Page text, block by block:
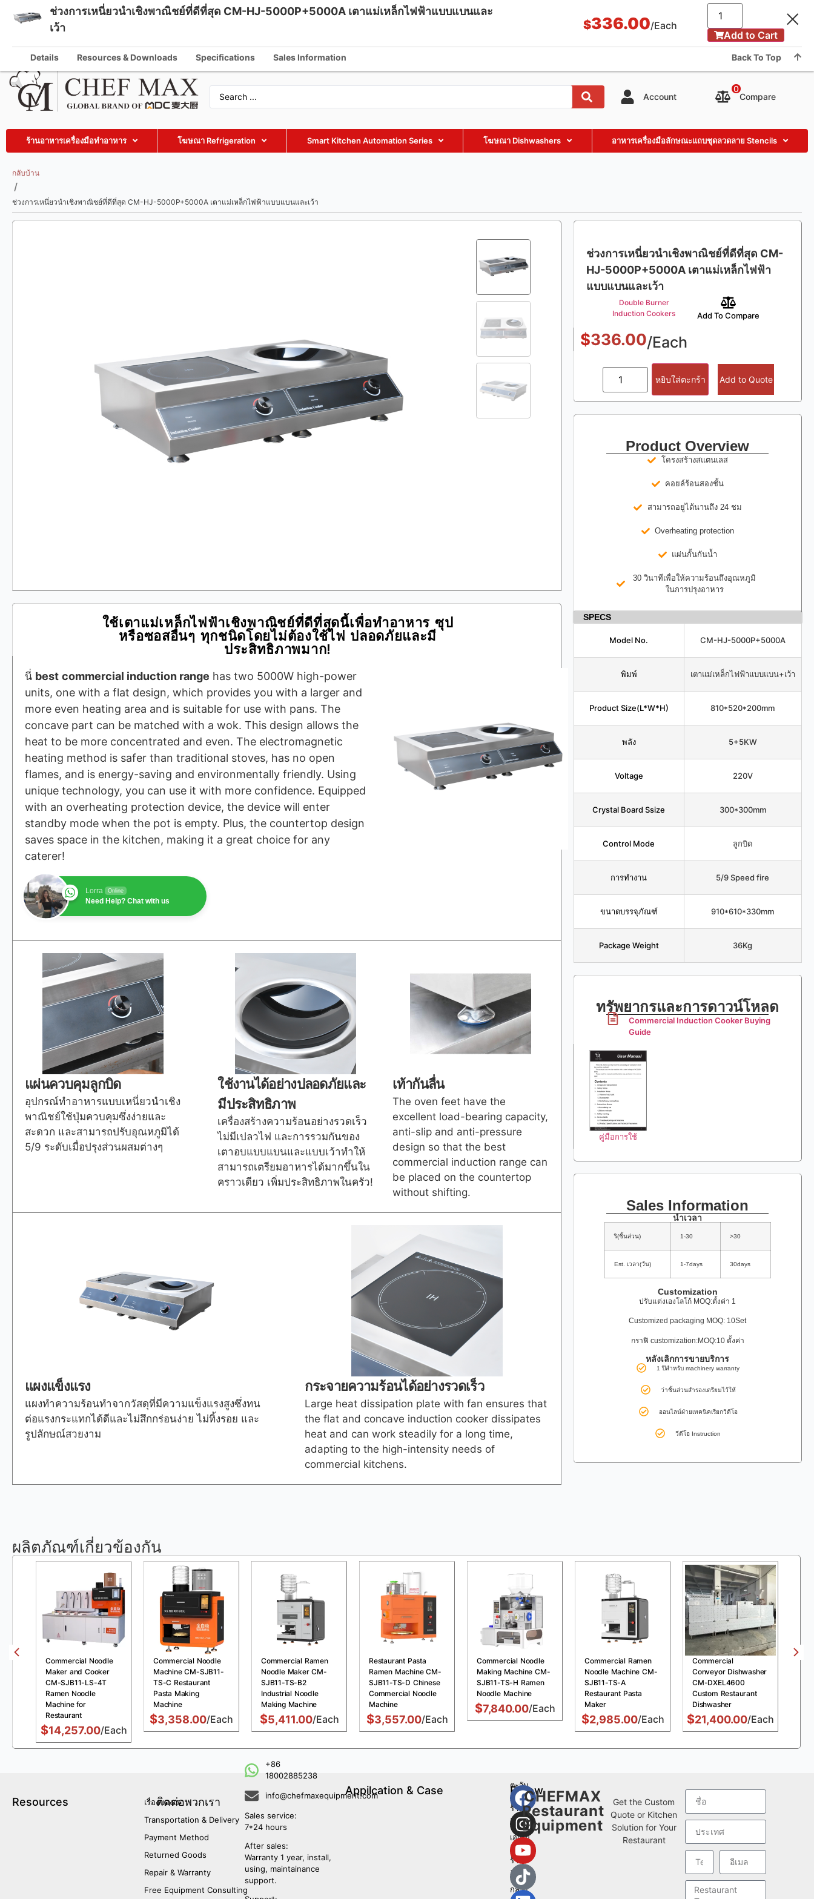
English
French
Spanish
Arabic
Indonesian
แอปพลิเคชันและกรณี บล็อกของ เรื่องของเรา Showroom
Account Compare
0
ร้านอาหารเครื่องมือทำอาหาร โฆษณา Refrigeration Smart Kitchen Automation Series โฆษณา Dishwashers อาหารเครื่องมือลักษณะแถบชุดลวดลาย Stencils
กลับบ้าน
/
ช่วงการเหนี่ยวนำเชิงพาณิชย์ที่ดีที่สุด CM-HJ-5000P+5000A เตาแม่เหล็กไฟฟ้าแบบแบนและเว้า
ใช้เตาแม่เหล็กไฟฟ้าเชิงพาณิชย์ที่ดีที่สุดนี้เพื่อทำอาหาร ซุป
หรือซอสอื่นๆ ทุกชนิดโดยไม่ต้องใช้ไฟ ปลอดภัยและมี
ประสิทธิภาพมาก!
นี่ best commercial induction range has two 5000W high-power
units, one with a flat design, which provides you with a larger and
more even heating area and is suitable for use with pans. The
concave part can be matched with a wok. This design allows the
heat to be more concentrated and even. The electromagnetic
heating method is safer than traditional stoves, has no open
flames, and is energy-saving and environmentally friendly. Using
unique technology, you can use it with more confidence. Equipped
with an overheating protection device, the device will enter
standby mode when the pot is empty. Plus, the countertop design
saves space in the kitchen, making it a great choice for any
caterer!
Lorra Online
Need Help? Chat with us
แผ่นควบคุมลูกบิด
อุปกรณ์ทำอาหารแบบเหนี่ยวนำเชิง
พาณิชย์ใช้ปุ่มควบคุมซึ่งง่ายและ
สะดวก และสามารถปรับอุณหภูมิได้
5/9 ระดับเมื่อปรุงส่วนผสมต่างๆ
ใช้งานได้อย่างปลอดภัยและ
มีประสิทธิภาพ
เครื่องสร้างความร้อนอย่างรวดเร็ว
ไม่มีเปลวไฟ และการรวมกันของ
เตาอบแบบแบนและแบบเว้าทำให้
สามารถเตรียมอาหารได้มากขึ้นใน
คราวเดียว เพิ่มประสิทธิภาพในครัว!
เท้ากันลื่น
The oven feet have the
excellent load-bearing capacity,
anti-slip and anti-pressure
design so that the best
commercial induction range can
be placed on the countertop
without shifting.
แผงแข็งแรง
แผงทำความร้อนทำจากวัสดุที่มีความแข็งแรงสูงซึ่งทน
ต่อแรงกระแทกได้ดีและไม่สึกกร่อนง่าย ไม่ทิ้งรอย และ
รูปลักษณ์สวยงาม
กระจายความร้อนได้อย่างรวดเร็ว
Large heat dissipation plate with fan ensures that
the flat and concave induction cooker dissipates
heat and can work steadily for a long time,
adapting to the high-intensity needs of
commercial kitchens.
ช่วงการเหนี่ยวนำเชิงพาณิชย์ที่ดีที่สุด CM-
HJ-5000P+5000A เตาแม่เหล็กไฟฟ้า
แบบแบนและเว้า
Double Burner
Induction Cookers
Add To Compare
$336.00/Each
หยิบใส่ตะกร้า Add to Quote
Product Overview
โครงสร้างสแตนเลส
คอยล์ร้อนสองชั้น
สามารถอยู่ได้นานถึง 24 ชม
Overheating protection
แผ่นกั้นกันน้ำ
30 วินาทีเพื่อให้ความร้อนถึงอุณหภูมิ
ในการปรุงอาหาร
SPECS
Model No. CM-HJ-5000P+5000A
พิมพ์ เตาแม่เหล็กไฟฟ้าแบบแบน+เว้า
Product Size(L*W*H) 810*520*200mm
พลัง 5+5KW
Voltage 220V
Crystal Board Ssize 300*300mm
Control Mode ลูกบิด
การทำงาน 5/9 Speed fire
ขนาดบรรจุภัณฑ์ 910*610*330mm
Package Weight 36Kg
ทรัพยากรและการดาวน์โหลด
Commercial Induction Cooker Buying
Guide
คู่มือการใช้
Sales Information
นำเวลา
ริ(ชิ้นส่วน) 1-30 >30
Est. เวลา(วัน) 1-7days 30days
Customization
ปรับแต่งเองโลโก้ MOQ:ตั้งค่า 1
Customized packaging MOQ: 10Set
กราฟิ customization:MOQ:10 ตั้งค่า
หลังเลิกการขายบริการ
1 ปีสำหรับ machinery warranty
ว่าชิ้นส่วนสำรองเตรียมไว้ให้
ออนไลน์ฝ่ายเทคนิคเรียกวิดีโอ
วีดีโอ Instruction
ผลิตภัณฑ์เกี่ยวข้องกัน
Commercial Noodle
Maker and Cooker
CM-SJB11-LS-4T
Ramen Noodle
Machine for
Restaurant
$14,257.00/Each
Commercial Noodle
Machine CM-SJB11-
TS-C Restaurant
Pasta Making
Machine
$3,358.00/Each
Commercial Ramen
Noodle Maker CM-
SJB11-TS-B2
Industrial Noodle
Making Machine
$5,411.00/Each
Restaurant Pasta
Ramen Machine CM-
SJB11-TS-D Chinese
Commercial Noodle
Machine
$3,557.00/Each
Commercial Noodle
Making Machine CM-
SJB11-TS-H Ramen
Noodle Machine
$7,840.00/Each
Commercial Ramen
Noodle Machine CM-
SJB11-TS-A
Restaurant Pasta
Maker
$2,985.00/Each
Commercial
Conveyor Dishwasher
CM-DXEL4600
Custom Restaurant
Dishwasher
$21,400.00/Each
Resources
เรื่องของเรา
Transportation & Delivery
Payment Method
Returned Goods
Repair & Warranty
Free Equipment Consulting
ติดต่อพวกเรา
+86
18002885238
info@chefmaxequipment.com
Sales service:
7*24 hours
After sales:
Warranty 1 year, install,
using, maintainance
support.
Appilcation & Case
ตะวัน
ตก
ร้าน
อาหาร
เอเชีย
อาหาร
ร้าน
อาหาร
กลาง
Follow
UsCHEFMAX
Restaurant
Equipment
Get the Custom
Quote or Kitchen
Solution for Your
Restaurant
ช่วงการเหนี่ยวนำเชิงพาณิชย์ที่ดีที่สุด CM-HJ-5000P+5000A เตาแม่เหล็กไฟฟ้าแบบแบนและ
เว้า
$336.00/Each
Add to Cart
Details Resources & Downloads Specifications Sales Information Back To Top